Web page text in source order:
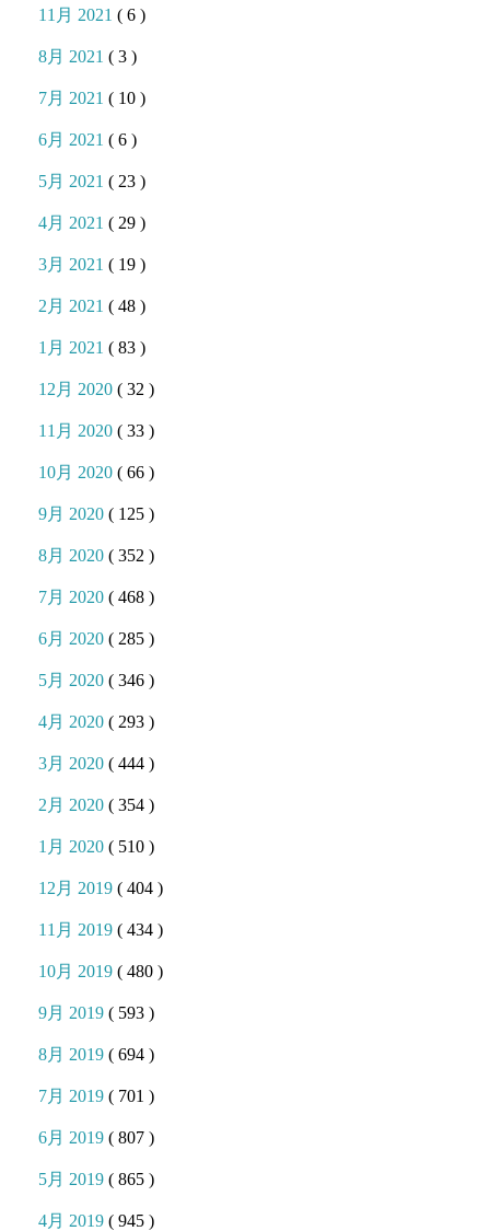
11月 2021( 6 )
8月 2021( 3 )
7月 2021( 10 )
6月 2021( 6 )
5月 2021( 23 )
4月 2021( 29 )
3月 2021( 19 )
2月 2021( 48 )
1月 2021( 83 )
12月 2020( 32 )
11月 2020( 33 )
10月 2020( 66 )
9月 2020( 125 )
8月 2020( 352 )
7月 2020( 468 )
6月 2020( 285 )
5月 2020( 346 )
4月 2020( 293 )
3月 2020( 444 )
2月 2020( 354 )
1月 2020( 510 )
12月 2019( 404 )
11月 2019( 434 )
10月 2019( 480 )
9月 2019( 593 )
8月 2019( 694 )
7月 2019( 701 )
6月 2019( 807 )
5月 2019( 865 )
4月 2019( 945 )